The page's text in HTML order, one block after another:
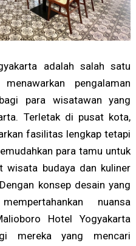
adalah salah satu
pengalaman
para wisatawan yang
Terletak di pusat kota,
fasilitas lengkap tetapi
para tamu untuk
wisata budaya dan kuliner
konsep desain yang
nuansa
Hotel Yogyakarta
mereka yang mencari